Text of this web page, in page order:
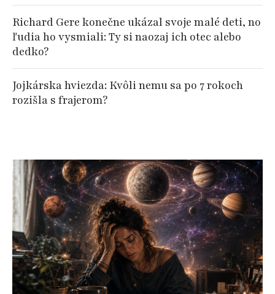
Richard Gere konečne ukázal svoje malé deti, no
ľudia ho vysmiali: Ty si naozaj ich otec alebo
dedko?
Jojkárska hviezda: Kvôli nemu sa po 7 rokoch
rozišla s frajerom?